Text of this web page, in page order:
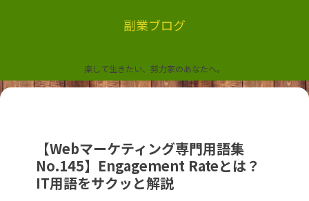
副業ブログ
楽して生きたい、努力家のあなたへ。
【Webマーケティング専門用語集
No.145】Engagement Rateとは？
IT用語をサクッと解説